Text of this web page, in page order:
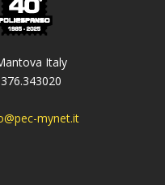
Italy
mynet.it